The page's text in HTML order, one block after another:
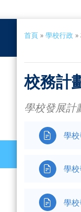
首頁» 學校行政 »
校務計
學校發展計
 學
 學
 學